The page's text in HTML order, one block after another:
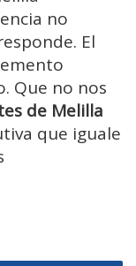
no
El
Que no nos
de Melilla
que iguale